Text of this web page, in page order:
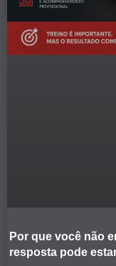
Por que você não
resposta pode